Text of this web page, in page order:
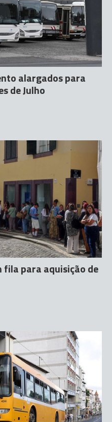
alargados para
de Julho
fila para aquisição de